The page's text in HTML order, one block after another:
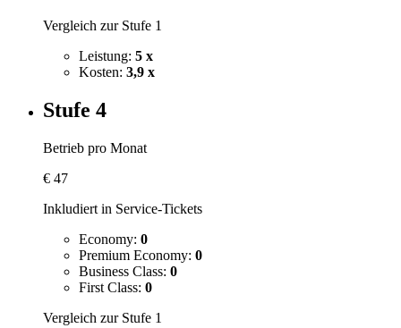
Vergleich zur Stufe 1
Leistung: 5 x
Kosten: 3,9 x
Stufe 4
Betrieb pro Monat
€ 47
Inkludiert in Service-Tickets
Economy: 0
Premium Economy: 0
Business Class: 0
First Class: 0
Vergleich zur Stufe 1